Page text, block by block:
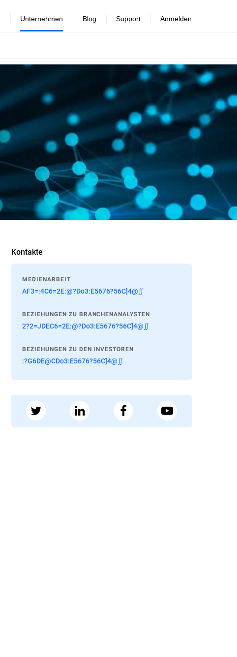
Unternehmen Blog Support Anmelden
Kontakte
MEDIENARBEIT
AF3=:4C6=2E:@?Do3:E5676?56C]4@∬
BEZIEHUNGEN ZU BRANCHENANALYSTEN
2?2=JDEC6=2E:@?Do3:E5676?56C]4@∬
BEZIEHUNGEN ZU DEN INVESTOREN
:?G6DE@CDo3:E5676?56C]4@∬